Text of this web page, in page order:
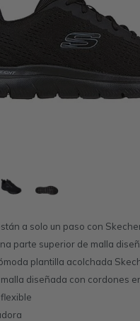
a solo un paso con
parte superior de malla
plantilla acolchada
diseñada con cordones